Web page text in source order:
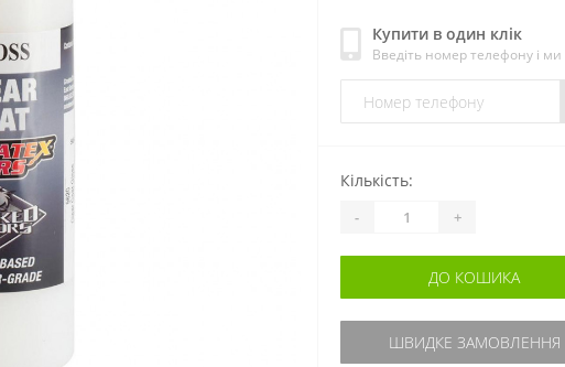
Купити в один клік
Введіть номер телефону і
Кількість:
- +
ДО КОШИКА
ШВИДКЕ ЗАМОВЛЕННЯ